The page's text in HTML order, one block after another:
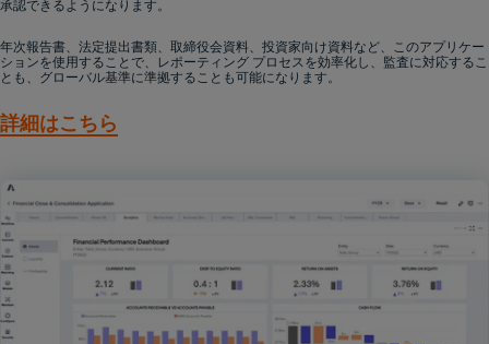
承認できるようになります。
年次報告書、法定提出書類、取締役会資料、投資家向け資料など、このアプリケー
ションを使用することで、レポーティング プロセスを効率化し、監査に対応するこ
とも、グローバル基準に準拠することも可能になります。
詳細はこちら